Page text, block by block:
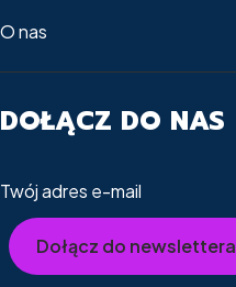
O nas
DOŁĄCZ DO NAS
Twój adres e-mail
Dołącz do newslettera